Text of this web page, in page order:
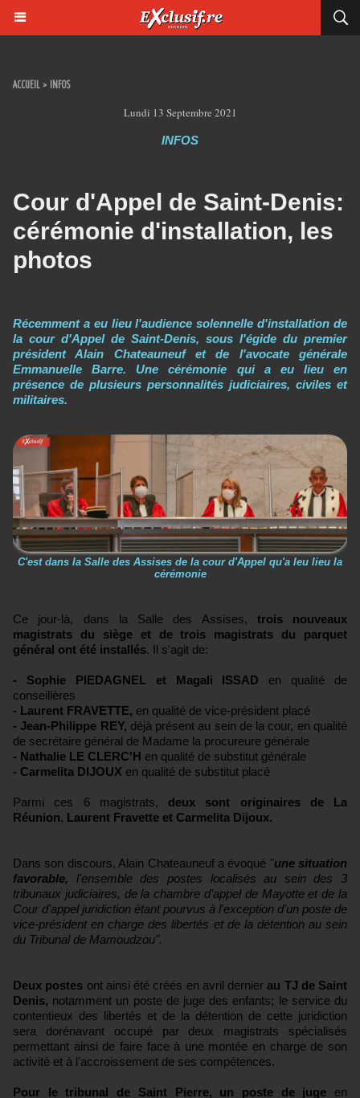
ACCUEIL > INFOS
Lundi 13 Septembre 2021
INFOS
Cour d'Appel de Saint-Denis:
cérémonie d'installation, les
photos
Récemment a eu lieu l'audience solennelle d'installation de
la cour d'Appel de Saint-Denis, sous l'égide du premier
président Alain Chateauneuf et de l'avocate générale
Emmanuelle Barre. Une cérémonie qui a eu lieu en
présence de plusieurs personnalités judiciaires, civiles et
militaires.
C'est dans la Salle des Assises de la cour d'Appel qu'a leu lieu la
cérémonie
Ce jour-là, dans la Salle des Assises, trois nouveaux
magistrats du siège et de trois magistrats du parquet
général ont été installés. Il s'agit de:
- Sophie PIEDAGNEL et Magali ISSAD en qualité de
conseillères
- Laurent FRAVETTE, en qualité de vice-président placé
- Jean-Philippe REY, déjà présent au sein de la cour, en qualité
de secrétaire général de Madame la procureure générale
- Nathalie LE CLERC'H en qualité de substitut générale
- Carmelita DIJOUX en qualité de substitut placé
Parmi ces 6 magistrats, deux sont originaires de La
Réunion, Laurent Fravette et Carmelita Dijoux.
Dans son discours, Alain Chateauneuf a évoqué "une situation
favorable, l'ensemble des postes localisés au sein des 3
tribunaux judiciaires, de la chambre d'appel de Mayotte et de la
Cour d'appel juridiction étant pourvus à l'exception d'un poste de
vice-président en charge des libertés et de la détention au sein
du Tribunal de Mamoudzou".
Deux postes ont ainsi été créés en avril dernierau TJ de Saint
Denis, notamment un poste de juge des enfants; le service du
contentieux des libertés et de la détention de cette juridiction
sera dorénavant occupé par deux magistrats spécialisés
permettant ainsi de faire face à une montée en charge de son
activité et à l'accroissement de ses compétences.
Pour le tribunal de Saint Pierre, un poste de juge en